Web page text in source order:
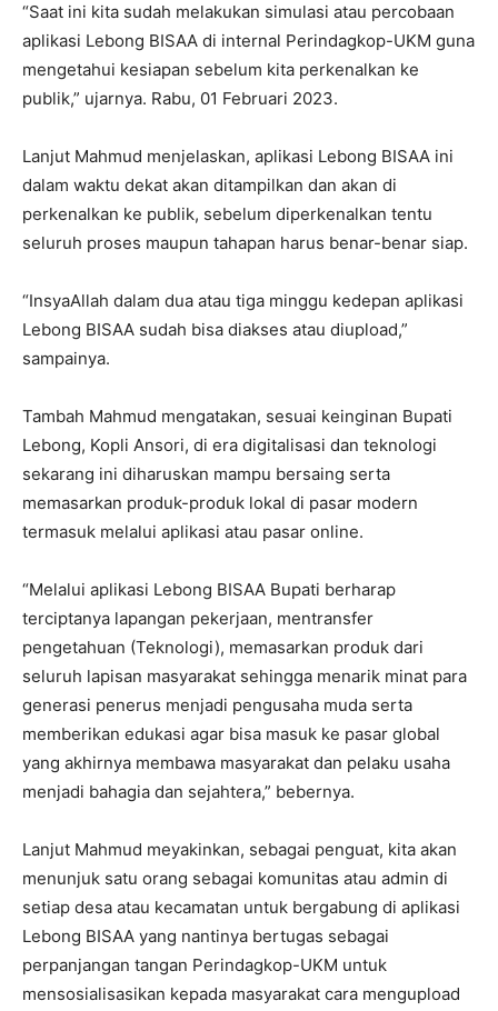
“Saat ini kita sudah melakukan simulasi atau percobaan
aplikasi Lebong BISAA di internal Perindagkop-UKM guna
mengetahui kesiapan sebelum kita perkenalkan ke
publik,” ujarnya. Rabu, 01 Februari 2023.
Lanjut Mahmud menjelaskan, aplikasi Lebong BISAA ini
dalam waktu dekat akan ditampilkan dan akan di
perkenalkan ke publik, sebelum diperkenalkan tentu
seluruh proses maupun tahapan harus benar-benar siap.
“InsyaAllah dalam dua atau tiga minggu kedepan aplikasi
Lebong BISAA sudah bisa diakses atau diupload,”
sampainya.
Tambah Mahmud mengatakan, sesuai keinginan Bupati
Lebong, Kopli Ansori, di era digitalisasi dan teknologi
sekarang ini diharuskan mampu bersaing serta
memasarkan produk-produk lokal di pasar modern
termasuk melalui aplikasi atau pasar online.
“Melalui aplikasi Lebong BISAA Bupati berharap
terciptanya lapangan pekerjaan, mentransfer
pengetahuan (Teknologi), memasarkan produk dari
seluruh lapisan masyarakat sehingga menarik minat para
generasi penerus menjadi pengusaha muda serta
memberikan edukasi agar bisa masuk ke pasar global
yang akhirnya membawa masyarakat dan pelaku usaha
menjadi bahagia dan sejahtera,” bebernya.
Lanjut Mahmud meyakinkan, sebagai penguat, kita akan
menunjuk satu orang sebagai komunitas atau admin di
setiap desa atau kecamatan untuk bergabung di aplikasi
Lebong BISAA yang nantinya bertugas sebagai
perpanjangan tangan Perindagkop-UKM untuk
mensosialisasikan kepada masyarakat cara mengupload